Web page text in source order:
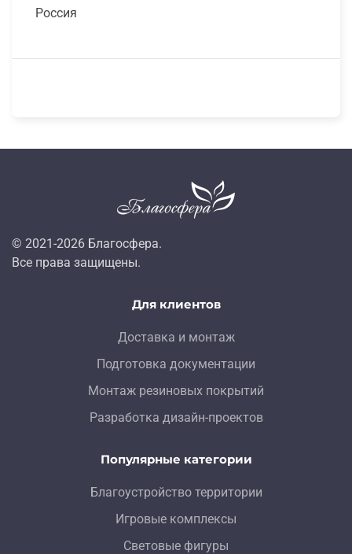
Россия
© 2021-2026 Благосфера.
Все права защищены.
Для клиентов
Доставка и монтаж
Подготовка документации
Монтаж резиновых покрытий
Разработка дизайн-проектов
Популярные категории
Благоустройство территории
Игровые комплексы
Световые фигуры